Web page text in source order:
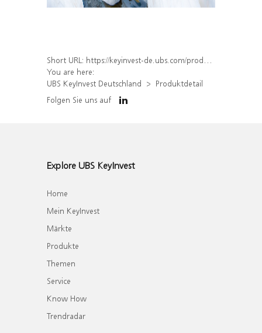
Short URL: https://keyinvest-de.ubs.com/produkt/detail/index/isin/DE000WA61WN8
You are here:
UBS KeyInvest Deutschland
Produktdetail
Folgen Sie uns auf
Explore UBS KeyInvest
Home
Mein KeyInvest
Märkte
Produkte
Themen
Service
Know How
Trendradar